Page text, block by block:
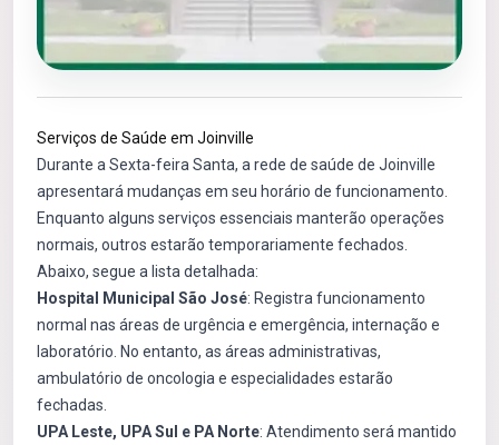
Serviços de Saúde em Joinville
Durante a Sexta-feira Santa, a rede de saúde de Joinville
apresentará mudanças em seu horário de funcionamento.
Enquanto alguns serviços essenciais manterão operações
normais, outros estarão temporariamente fechados.
Abaixo, segue a lista detalhada:
Hospital Municipal São José: Registra funcionamento
normal nas áreas de urgência e emergência, internação e
laboratório. No entanto, as áreas administrativas,
ambulatório de oncologia e especialidades estarão
fechadas.
UPA Leste, UPA Sul e PA Norte: Atendimento será mantido